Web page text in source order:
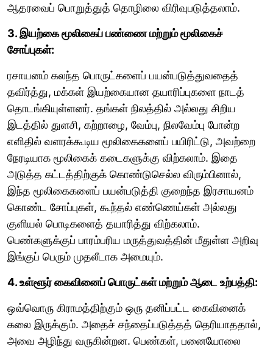
ஆதரவைப் பொறுத்துத் தொழிலை விரிவுபடுத்தலாம்.
3. இயற்கை மூலிகைப் பண்ணை மற்றும் மூலிகைச்
சோப்புகள்:
ரசாயனம் கலந்த பொருட்களைப் பயன்படுத்துவதைத்
தவிர்த்து, மக்கள் இயற்கையான தயாரிப்புகளை நாடத்
தொடங்கியுள்ளனர். தங்கள் நிலத்தில் அல்லது சிறிய
இடத்தில் துளசி, கற்றாழை, வேம்பு, நிலவேம்பு போன்ற
எளிதில் வளரக்கூடிய மூலிகைகளைப் பயிரிட்டு, அவற்றை
நேரடியாக மூலிகைக் கடைகளுக்கு விற்கலாம். இதை
அடுத்த கட்டத்திற்குக் கொண்டுசெல்ல விரும்பினால்,
இந்த மூலிகைகளைப் பயன்படுத்தி குறைந்த இரசாயனம்
கொண்ட சோப்புகள், கூந்தல் எண்ணெய்கள் அல்லது
குளியல் பொடிகளைத் தயாரித்து விற்கலாம்.
பெண்களுக்குப் பாரம்பரிய மருத்துவத்தின் மீதுள்ள அறிவு
இங்குப் பெரும் முதலீடாக அமையும்.
4. உள்ளூர் கைவினைப் பொருட்கள் மற்றும் ஆடை உற்பத்தி:
ஒவ்வொரு கிராமத்திற்கும் ஒரு தனிப்பட்ட கைவினைக்
கலை இருக்கும். அதைச் சந்தைப்படுத்தத் தெரியாததால்,
அவை அழிந்து வருகின்றன. பெண்கள், பனையோலை